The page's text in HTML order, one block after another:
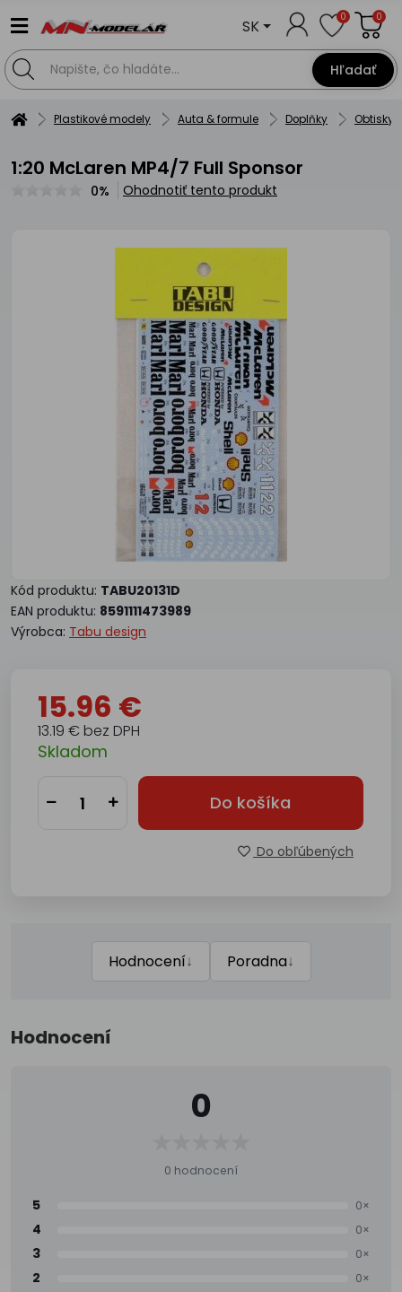
Hľadať
SK 0 0
Plastikové modely Auta & formule Doplňky Obtisky
1:20 McLaren MP4/7 Full Sponsor
0% Ohodnotiť tento produkt
Kód produktu: TABU20131D
EAN produktu: 8591111473989
Výrobca: Tabu design
15.96 €
13.19 € bez DPH
Skladom
Do košíka
Do obľúbených
Hodnocení↓ Poradna↓
Hodnocení
0
0 hodnocení
5 0×
4 0×
3 0×
2 0×